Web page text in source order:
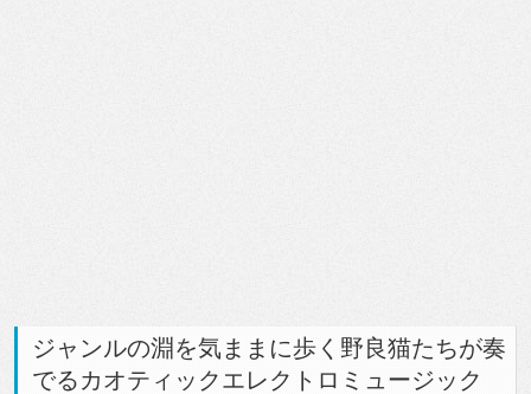
ジャンルの淵を気ままに歩く野良猫たちが奏
でるカオティックエレクトロミュージック